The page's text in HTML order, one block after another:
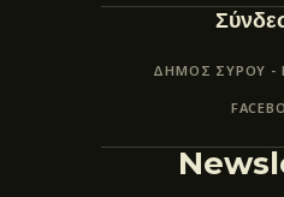
ΔΗΜΟΣ ΣΥΡΟΥ -